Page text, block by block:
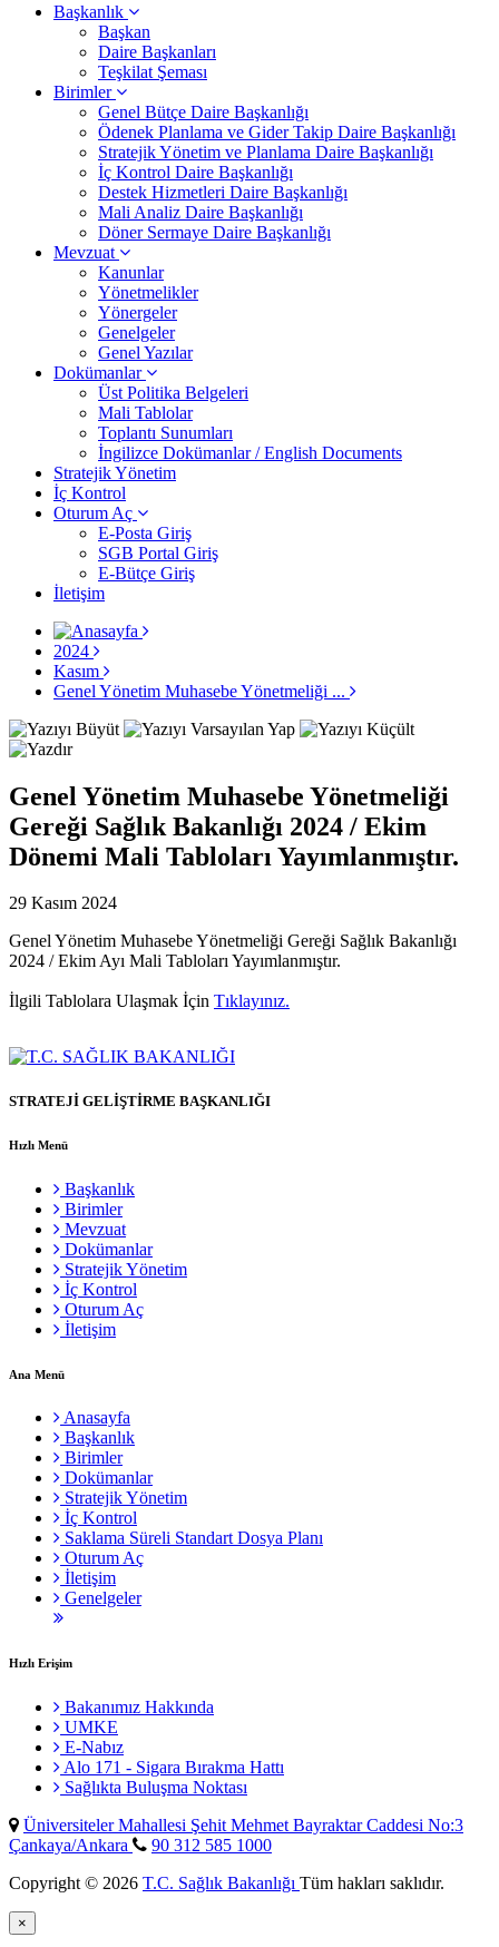
Başkanlık
Başkan
Daire Başkanları
Teşkilat Şeması
Birimler
Genel Bütçe Daire Başkanlığı
Ödenek Planlama ve Gider Takip Daire Başkanlığı
Stratejik Yönetim ve Planlama Daire Başkanlığı
İç Kontrol Daire Başkanlığı
Destek Hizmetleri Daire Başkanlığı
Mali Analiz Daire Başkanlığı
Döner Sermaye Daire Başkanlığı
Mevzuat
Kanunlar
Yönetmelikler
Yönergeler
Genelgeler
Genel Yazılar
Dokümanlar
Üst Politika Belgeleri
Mali Tablolar
Toplantı Sunumları
İngilizce Dokümanlar / English Documents
Stratejik Yönetim
İç Kontrol
Oturum Aç
E-Posta Giriş
SGB Portal Giriş
E-Bütçe Giriş
İletişim
2024
Kasım
Genel Yönetim Muhasebe Yönetmeliği ...
Genel Yönetim Muhasebe Yönetmeliği
Gereği Sağlık Bakanlığı 2024 / Ekim
Dönemi Mali Tabloları Yayımlanmıştır.
29 Kasım 2024
Genel Yönetim Muhasebe Yönetmeliği Gereği Sağlık Bakanlığı
2024 / Ekim Ayı Mali Tabloları Yayımlanmıştır.
İlgili Tablolara Ulaşmak İçin Tıklayınız.
STRATEJİ GELİŞTİRME BAŞKANLIĞI
Hızlı Menü
Başkanlık
Birimler
Mevzuat
Dokümanlar
Stratejik Yönetim
İç Kontrol
Oturum Aç
İletişim
Ana Menü
Anasayfa
Başkanlık
Birimler
Dokümanlar
Stratejik Yönetim
İç Kontrol
Saklama Süreli Standart Dosya Planı
Oturum Aç
İletişim
Genelgeler
Hızlı Erişim
Bakanımız Hakkında
UMKE
E-Nabız
Alo 171 - Sigara Bırakma Hattı
Sağlıkta Buluşma Noktası
Üniversiteler Mahallesi Şehit Mehmet Bayraktar Caddesi No:3
Çankaya/Ankara
90 312 585 1000
Copyright © 2026 T.C. Sağlık Bakanlığı Tüm hakları saklıdır.
×